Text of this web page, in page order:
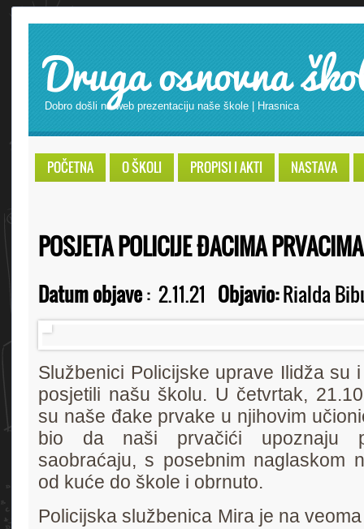
Druga osnovna
Dobro došli na web prezentaciju naše škole | Hrasnica
POČETNA O ŠKOLI PROPISI I AKTI NASTAVA
POSJETA POLICIJE ĐACIMA PRVACIMA
Datum objave: 2.11.21 Objavio:Rialda
Službenici Policijske uprave Ilidža su
posjetili našu školu. U četvrtak,
su naše đake prvake u njihovim
bio da naši prvačići upoznaju
saobraćaju, s posebnim naglaskom
od kuće do škole i obrnuto.
Policijska službenica Mira je na